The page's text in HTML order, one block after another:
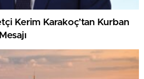
Kerim Karakoç’tan Kurban